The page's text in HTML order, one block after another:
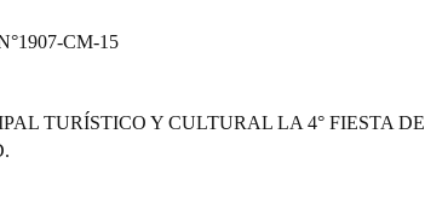
CM-15
TURÍSTICO Y CULTURAL LA 4° FIESTA